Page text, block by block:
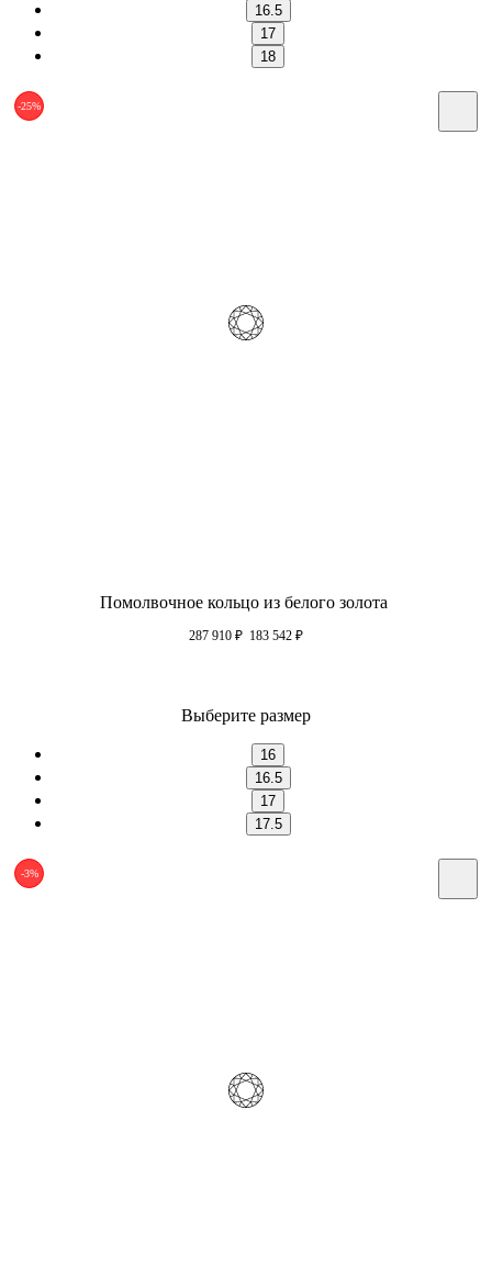
16.5
17
18
-25%
Помолвочное кольцо из белого золота
287 910 ₽ 183 542 ₽
Выберите размер
16
16.5
17
17.5
-3%